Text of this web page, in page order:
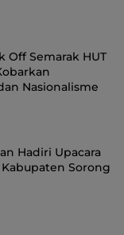
Off Semarak HUT
Nasionalisme
Hadiri Upacara
Sorong